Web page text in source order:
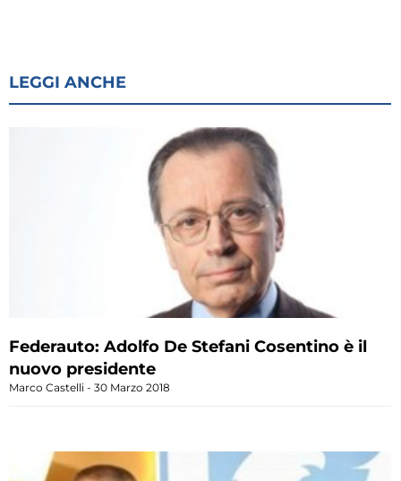
LEGGI ANCHE
Federauto: Adolfo De Stefani Cosentino è il
nuovo presidente
Marco Castelli 30 Marzo 2018